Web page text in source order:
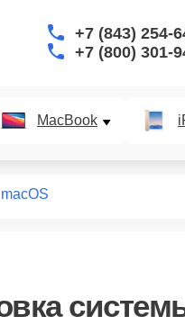
+7 (843) 254-
+7 (800) 301-
MacBook